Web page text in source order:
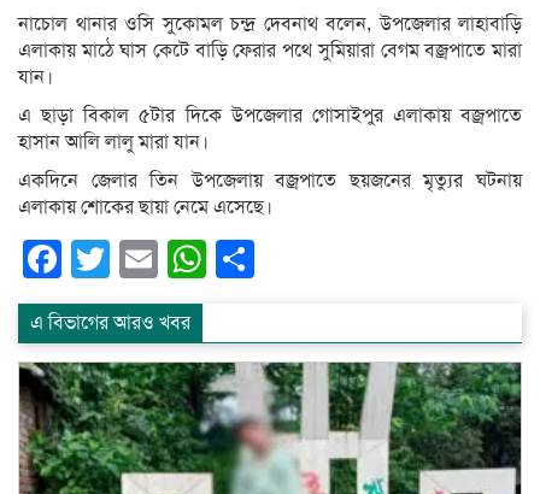
নাচোল থানার ওসি সুকোমল চন্দ্র দেবনাথ বলেন, উপজেলার লাহাবাড়ি
এলাকায় মাঠে ঘাস কেটে বাড়ি ফেরার পথে সুমিয়ারা বেগম বজ্রপাতে মারা
যান।
এ ছাড়া বিকাল ৫টার দিকে উপজেলার গোসাইপুর এলাকায় বজ্রপাতে
হাসান আলি লালু মারা যান।
একদিনে জেলার তিন উপজেলায় বজ্রপাতে ছয়জনের মৃত্যুর ঘটনায়
এলাকায় শোকের ছায়া নেমে এসেছে।
Facebook
Twitter
EmailWhatsApp
এ বিভাগের আরও খবর